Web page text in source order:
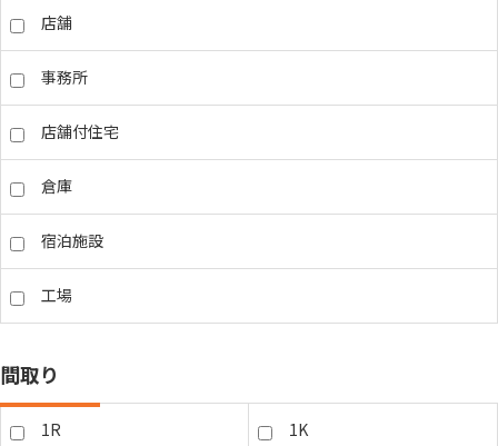
店舗
事務所
店舗付住宅
倉庫
宿泊施設
工場
間取り
1R 1K